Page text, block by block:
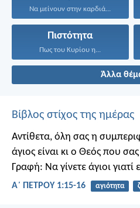
Να μείνουν στην καρδιά...
Πιστότητα
Πως του Κυρίου η...
Άλλα
Βίβλος στίχος της ημέρας
Αντίθετα, όλη σας η
άγιος είναι κι ο Θεός που
Γραφή: Να γίνετε άγιοι γιατί
Α΄ ΠΕΤΡΟΥ 1:15-16 αγιότητα